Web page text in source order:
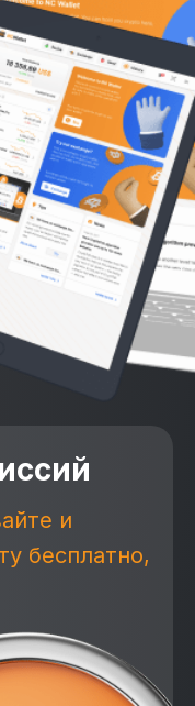
и
бесплатно,